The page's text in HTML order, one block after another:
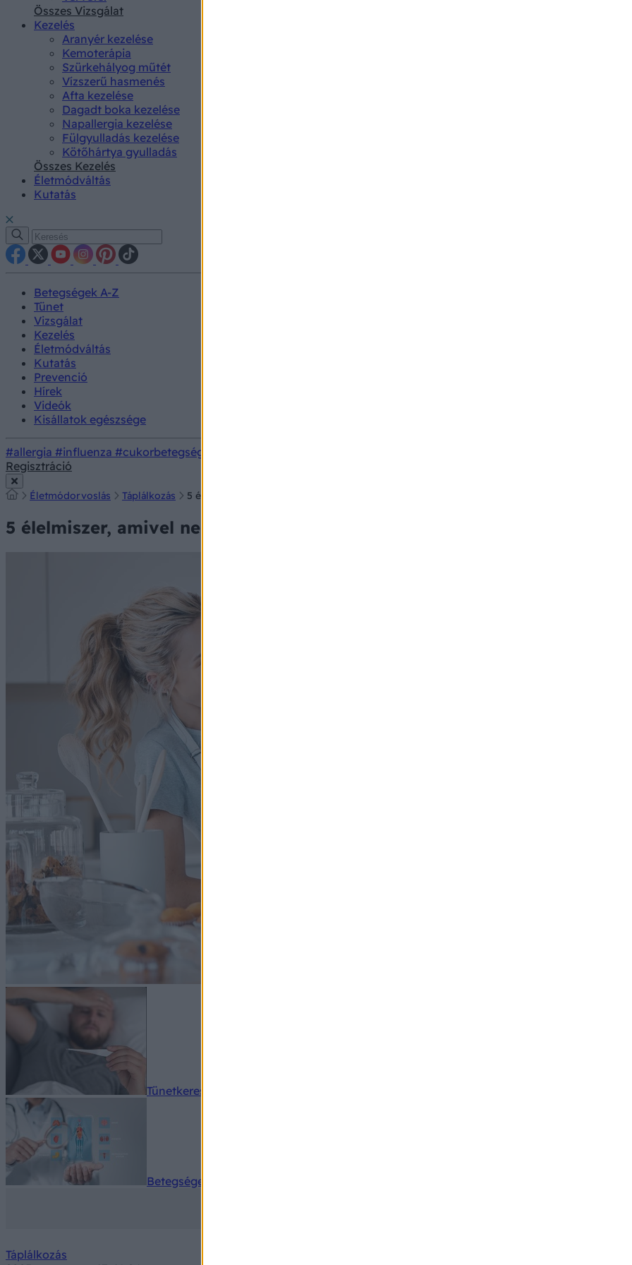
Összes Vizsgálat
Kezelés
Aranyér kezelése
Kemoterápia
Szürkehályog műtét
Vízszerű hasmenés
Afta kezelése
Dagadt boka kezelése
Napallergia kezelése
Fülgyulladás kezelése
Kötőhártya gyulladás
Összes Kezelés
Életmódváltás
Kutatás
Betegségek A-Z
Tünet
Vizsgálat
Kezelés
Életmódváltás
Kutatás
Prevenció
Hírek
Videók
Kisállatok egészsége
#allergia #influenza #cukorbetegség
Regisztráció
Életmódorvoslás Táplálkozás 5 élelmiszer, amivel nemcsak tovább él, de a bolygót is óvja
5 élelmiszer, amivel nemcsak tovább él, de a bolygót is óvja
Tünetkereső
Betegségek A-Z
Táplálkozás